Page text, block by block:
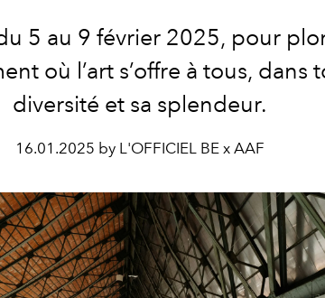
5 au 9 février 2025, pour
où l’art s’offre à tous, dans
diversité et sa splendeur.
16.01.2025 by L'OFFICIEL BE x AAF